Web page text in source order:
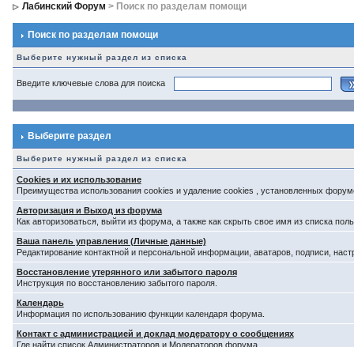
Лабинский Форум > Поиск по разделам помощи
Поиск по разделам помощи
Выберите нужный раздел из списка
Введите ключевые слова для поиска
Выберите раздел
Выберите нужный раздел из списка
Cookies и их использование
Преимущества использования cookies и удаление cookies , установленных
Авторизация и Выход из форума
Как авторизоваться, выйти из форума, а также как скрыть свое имя из списка
Ваша панель управления (Личные данные)
Редактирование контактной и персональной информации, аватаров, подписи,
Восстановление утерянного или забытого пароля
Инструкция по восстановлению забытого пароля.
Календарь
Информация по использованию функции календаря форума.
Контакт с администрацией и доклад модератору о сообщениях
Где найти список Администраторов и Модераторов форума.